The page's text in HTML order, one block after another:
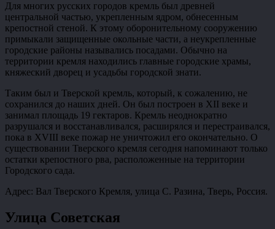
Для многих русских городов кремль был древней
центральной частью, укрепленным ядром, обнесенным
крепостной стеной. К этому оборонительному сооружению
примыкали защищенные окольные части, а неукрепленные
городские районы назывались посадами. Обычно на
территории кремля находились главные городские храмы,
княжеский дворец и усадьбы городской знати.
Таким был и Тверской кремль, который, к сожалению, не
сохранился до наших дней. Он был построен в XII веке и
занимал площадь 19 гектаров. Кремль неоднократно
разрушался и восстанавливался, расширялся и перестраивался,
пока в XVIII веке пожар не уничтожил его окончательно. О
существовании Тверского кремля сегодня напоминают только
остатки крепостного рва, расположенные на территории
Городского сада.
Адрес: Вал Тверского Кремля, улица C. Разина, Тверь, Россия.
Улица Советская